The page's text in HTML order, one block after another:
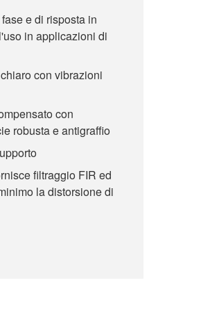
e di risposta in
in applicazioni di
con vibrazioni
con
robusta e antigraffio
filtraggio FIR ed
la distorsione di